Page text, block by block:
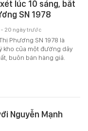
lúc 10 sáng, bắt
SN 1978
Phương SN 1978 là
kho của một đường dây
buôn bán hàng giả.
- 20 ngày trước
Nguyễn Mạnh